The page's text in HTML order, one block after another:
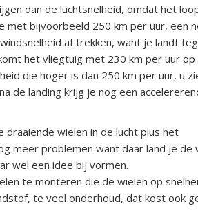
dan de luchtsnelheid, omdat het
met bijvoorbeeld 250 km per uur, een
af trekken, want je landt
het vliegtuig met 230 km per uur op
die hoger is dan 250 km per uur, u
de landing krijg je nog een
draaiende wielen in de lucht plus het
meer problemen want daar land je de
wel een idee bij vormen.
te monteren die de wielen op
te veel onderhoud, dat kost ook